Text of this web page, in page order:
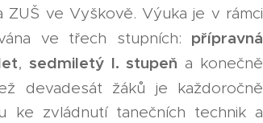
ZUŠ ve Vyškově. Výuka je v rámci
ve třech stupních: přípravná
,sedmiletý I. stupeň a konečně
devadesát žáků je každoročně
ke zvládnutí tanečních technik a